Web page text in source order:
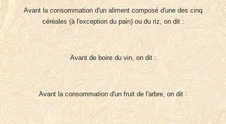
Avant la consommation d'un aliment composé d'une des cinq
céréales (à l'exception du pain) ou du riz, on dit :
Avant de boire du vin, on dit :
Avant la consommation d'un fruit de l'arbre, on dit :